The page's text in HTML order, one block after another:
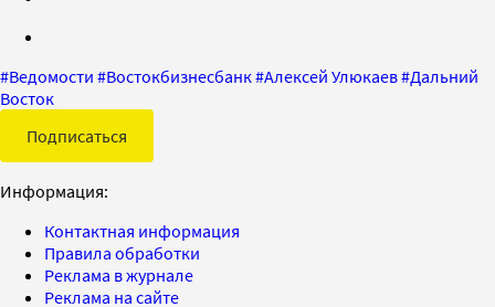
#Ведомости #Востокбизнесбанк#Алексей Улюкаев#Дальний
Восток
Подписаться
Информация:
Контактная информация
Правила обработки
Реклама в журнале
Реклама на сайте